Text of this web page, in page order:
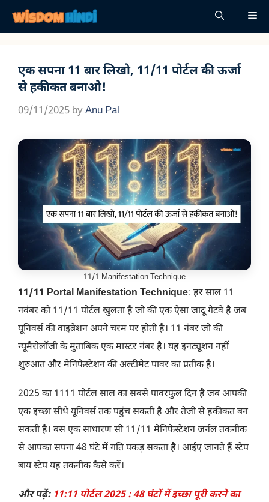
content
एक सपना 11 बार लिखो, 11/11 पोर्टल की ऊर्जा
से हकीकत बनाओ!
09/11/2025 byAnu Pal
11/1 Manifestation Technique
11/11 Portal Manifestation Technique: हर साल 11
नवंबर को 11/11 पोर्टल खुलता है जो की एक ऐसा जादू गेटवे है जब
यूनिवर्स की वाइब्रेशन अपने चरम पर होती है। 11 नंबर जो की
न्यूमैरोलॉजी के मुताबिक एक मास्टर नंबर है। यह इनट्यूशन नहीं
शुरुआत और मेनिफेस्टेशन की अल्टीमेट पावर का प्रतीक है।
2025 का 1111 पोर्टल साल का सबसे पावरफुल दिन है जब आपकी
एक इच्छा सीधे यूनिवर्स तक पहुंच सकती है और तेजी से हकीकत बन
सकती है। बस एक साधारण सी 11/11 मेनिफेस्टेशन जर्नल तकनीक
से आपका सपना 48 घंटे में गति पकड़ सकता है। आईए जानते हैं स्टेप
बाय स्टेप यह तकनीक कैसे करें।
और पढ़ें:11:11 पोर्टल 2025 : 48 घंटों में इच्छा पूरी करने का